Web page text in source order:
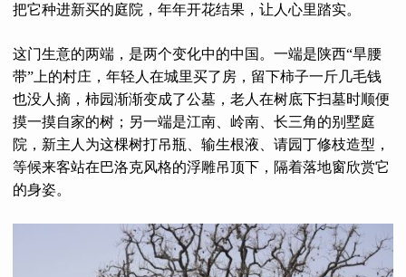
把它种进新买的庭院，年年开花结果，让人心里踏实。
这门生意的两端，是两个变化中的中国。一端是陕西“旱腰
带”上的村庄，年轻人在城里买了房，留下柿子一斤几毛钱
也没人摘，柿园渐渐变成了公墓，老人在树底下扫墓时顺便
摸一摸自家的树；另一端是江南、岭南、长三角的别墅庭
院，新主人为这棵树打吊瓶、输生根液、请园丁修枝造型，
等候来客站在巴洛克风格的浮雕吊顶下，隔着落地窗欣赏它
的身姿。